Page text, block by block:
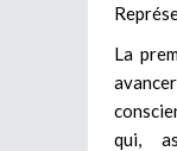
La
qui,